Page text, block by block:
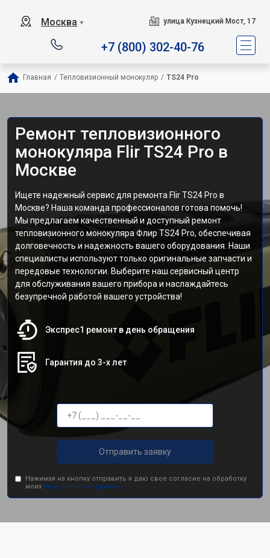
Москва ▼ улица Кузнецкий Мост, 17
+7 (800) 302-40-76
Главная / Тепловизионный монокуляр / TS24 Pro
Ремонт тепловизионного
монокуляра Flir TS24 Pro в
Москве
Ищете надежный сервис для ремонта Flir TS24 Pro в
Москве? Наша команда профессионалов готова помочь!
Мы предлагаем качественный и доступный ремонт
тепловизионного монокуляра Флир TS24 Pro, обеспечивая
долговечность и надежность вашего оборудования. Наши
специалисты используют только оригинальные запчасти и
передовые технологии. Выберите наш сервисный центр
для обслуживания вашего прибора и наслаждайтесь
безупречной работой вашего устройства!
Экспрес1 ремонт в день обращения
Гарантия до 3-х лет
Отправить заявку
Нажимая на кнопку отправить я даю свое согласие на обработку
моих персональных данных.